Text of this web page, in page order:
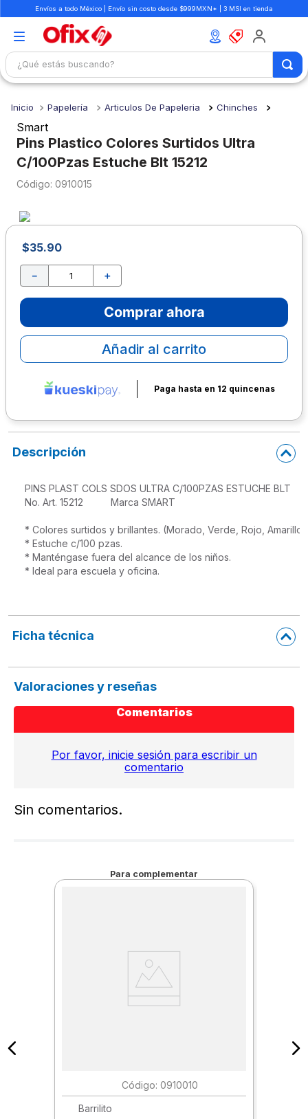
Envíos a todo México | Envío sin costo desde $999MXN* | 3 MSI en tienda
¿Qué estás buscando?
Papelería Articulos De Papeleria Chinches
Smart
Pins Plastico Colores Surtidos Ultra
C/100Pzas Estuche Blt 15212
: 0910015
$35.90
＋
－
Comprar ahora
Añadir al carrito
Paga hasta en 12 quincenas
Descripción
PINS PLAST COLS SDOS ULTRA C/100PZAS ESTUCHE BLT
No. Art. 15212          Marca SMART
* Colores surtidos y brillantes. (Morado, Verde, Rojo, Amarillo
* Estuche c/100 pzas.
* Manténgase fuera del alcance de los niños.
* Ideal para escuela y oficina.
Ficha técnica
Valoraciones y reseñas
Comentarios
Por favor, inicie sesión para escribir un
comentario
Sin comentarios.
Para complementar
: 0910010
Barrilito
1.
mochilas
2.
libretas
3.
cuaderno
4.
cuadernos
5.
.
sacapuntas
9
10. lapiz